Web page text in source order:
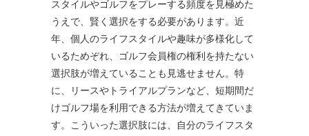
スタイルやゴルフをプレーする頻度を見極めた
うえで、賢く選択をする必要があります。近
年、個人のライフスタイルや趣味が多様化して
いるためぞれ、ゴルフ会員権の権利を持たない
選択肢が増えていることも見逃せません。特
に、リースやトライアルプランなど、短期間だ
けゴルフ場を利用できる方法が増えてきていま
す。こういった選択肢には、自分のライフスタ